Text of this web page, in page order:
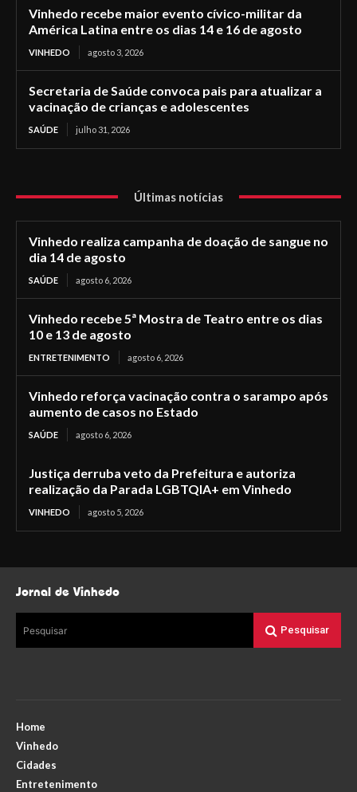
Vinhedo recebe maior evento cívico-militar da
América Latina entre os dias 14 e 16 de agosto
VINHEDO agosto 3, 2026
Secretaria de Saúde convoca pais para atualizar a
vacinação de crianças e adolescentes
SAÚDE julho 31, 2026
Últimas notícias
Vinhedo realiza campanha de doação de sangue no
dia 14 de agosto
SAÚDE agosto 6, 2026
Vinhedo recebe 5ª Mostra de Teatro entre os dias
10 e 13 de agosto
ENTRETENIMENTO agosto 6, 2026
Vinhedo reforça vacinação contra o sarampo após
aumento de casos no Estado
SAÚDE agosto 6, 2026
Justiça derruba veto da Prefeitura e autoriza
realização da Parada LGBTQIA+ em Vinhedo
VINHEDO agosto 5, 2026
Jornal de Vinhedo
Pesquisar Pesquisar
Home
Vinhedo
Cidades
Entretenimento